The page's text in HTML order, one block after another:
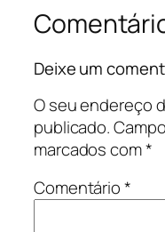
Deixe um
O seu endereço
publicado.
marcados com*
Comentário*